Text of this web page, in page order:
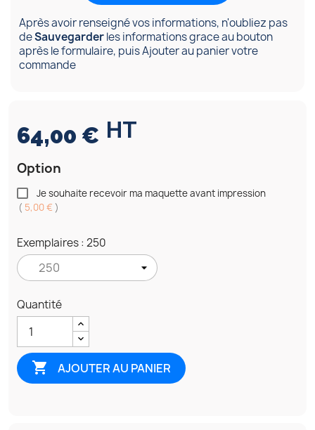
Après avoir renseigné vos informations, n'oubliez pas
deSauvegarderles informations grace au bouton
après le formulaire, puis Ajouter au panier votre
commande
64,00 € HT
Option
Je souhaite recevoir ma maquette avant impression
( 5,00 € )
Exemplaires : 250
Quantité
 AJOUTER AU PANIER